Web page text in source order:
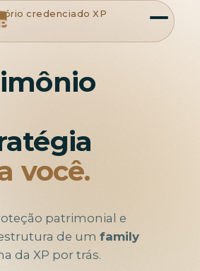
credenciado XP
você.
patrimonial e
de um family
da XP por trás.